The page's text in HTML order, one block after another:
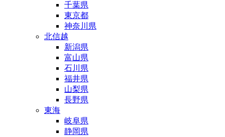
千葉県
東京都
神奈川県
北信越
新潟県
富山県
石川県
福井県
山梨県
長野県
東海
岐阜県
静岡県